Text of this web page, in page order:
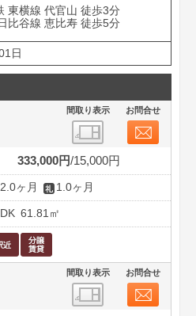
東横線 代官山 徒歩3分
比谷線 恵比寿 徒歩5分
日
間取り表示 お問合せ
333,000円 15,000円
2.0ヶ月 1.0ヶ月
61.81㎡
間取り表示 お問合せ